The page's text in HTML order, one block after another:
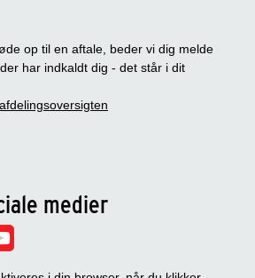
op til en aftale, beder vi dig melde
har indkaldt dig - det står i dit
medier